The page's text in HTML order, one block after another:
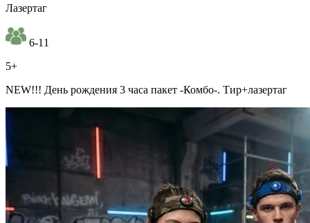
Лазертаг
6-11
5+
NEW!!! День рождения 3 часа пакет -Комбо-. Тир+лазертаг